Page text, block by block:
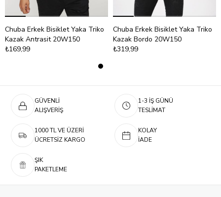
Chuba Erkek Bisiklet Yaka Triko
Kazak Antrasit 20W150
₺169,99
Chuba Erkek Bisiklet Yaka Triko
Kazak Bordo 20W150
₺319,99
GÜVENLİ
ALIŞVERİŞ
1-3 İŞ GÜNÜ
TESLİMAT
1000 TL VE ÜZERİ
ÜCRETSİZ KARGO
KOLAY
İADE
ŞIK
PAKETLEME